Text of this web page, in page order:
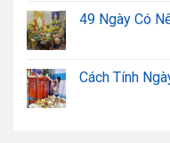
49 Ngày Có
Cách Tính